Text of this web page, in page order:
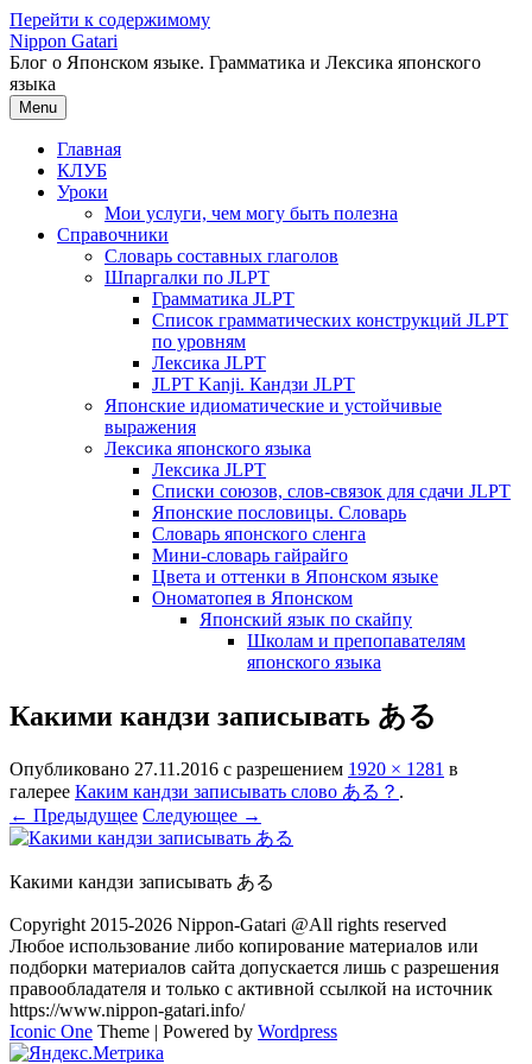
Перейти к содержимому
Nippon Gatari
Блог о Японском языке. Грамматика и Лексика японского
языка
Menu
Главная
КЛУБ
Уроки
Мои услуги, чем могу быть полезна
Справочники
Словарь составных глаголов
Шпаргалки по JLPT
Грамматика JLPT
Список грамматических конструкций JLPT
по уровням
Лексика JLPT
JLPT Kanji. Кандзи JLPT
Японские идиоматические и устойчивые
выражения
Лексика японского языка
Лексика JLPT
Списки союзов, слов-связок для сдачи JLPT
Японские пословицы. Словарь
Словарь японского сленга
Мини-словарь гайрайго
Цвета и оттенки в Японском языке
Ономатопея в Японском
Японский язык по скайпу
Школам и препопавателям
японского языка
Какими кандзи записывать ある
Опубликовано 27.11.2016 с разрешением 1920 × 1281 в
галерее Каким кандзи записывать слово ある？ .
← Предыдущее Следующее →
Какими кандзи записывать ある
Copyright 2015-2026 Nippon-Gatari @All rights reserved
Любое использование либо копирование материалов или
подборки материалов сайта допускается лишь с разрешения
правообладателя и только с активной ссылкой на источник
https://www.nippon-gatari.info/
Iconic One Theme | Powered by Wordpress